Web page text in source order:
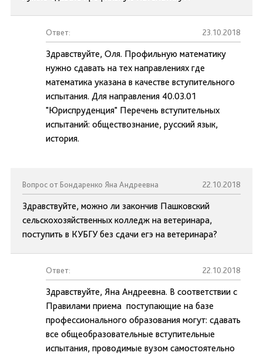
Ответ: 23.10.2018
Здравствуйте, Оля. Профильную математику
нужно сдавать на тех направлениях где
математика указана в качестве вступительного
испытания. Для направления 40.03.01
"Юриспруденция" Перечень вступительных
испытаний: обществознание, русский язык,
история.
Вопрос от Бондаренко Яна Андреевна 22.10.2018
Здравствуйте, можно ли закончив Пашковский
сельскохозяйственных колледж на ветеринара,
поступить в КУБГУ без сдачи егэ на ветеринара?
Ответ: 22.10.2018
Здравствуйте, Яна Андреевна. В соответствии с
Правилами приема поступающие на базе
профессионального образования могут: сдавать
все общеобразовательные вступительные
испытания, проводимые вузом самостоятельно